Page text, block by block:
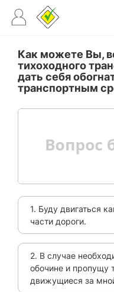
Как можете Вы,
тихоходного
дать себя
транспортным
1. Буду двигаться
части дороги.
2. В случае
обочине и пропущу
движущиеся за